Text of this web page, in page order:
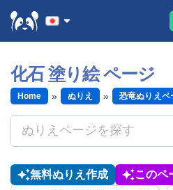
化石 塗り絵 ページ
Home ぬりえ 恐竜ぬりえペ
無料ぬりえ作成 このペ